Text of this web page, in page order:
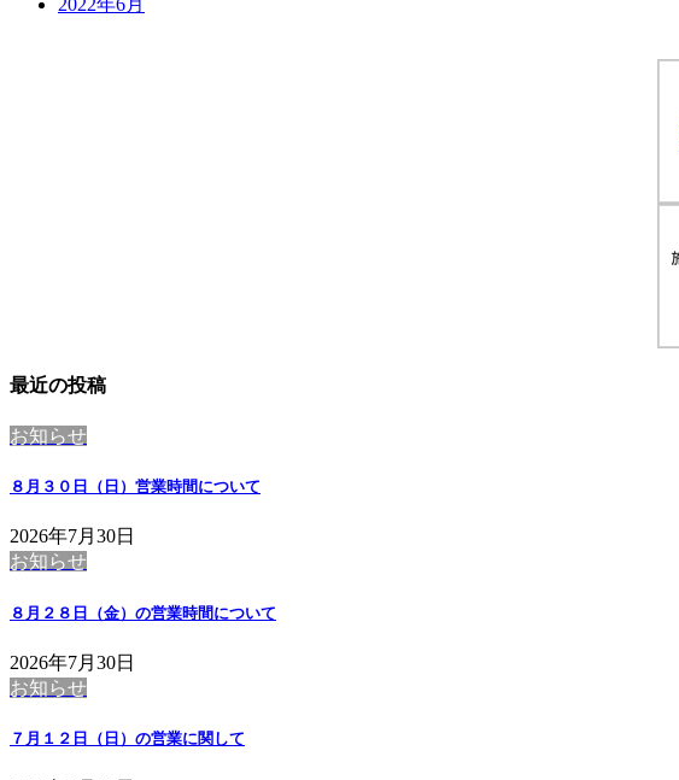
最近の投稿
お知らせ
８月３０日（日）営業時間について
2026年7月30日
お知らせ
８月２８日（金）の営業時間について
2026年7月30日
お知らせ
７月１２日（日）の営業に関して